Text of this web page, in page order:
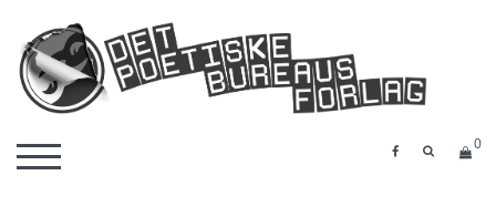
content
detpoetiskebureau.dk
TOGGLE MOBILE MENU
0